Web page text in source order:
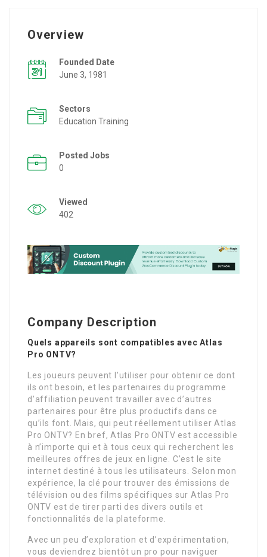
Overview
Founded Date
June 3, 1981
Sectors
Education Training
Posted Jobs
0
Viewed
402
Company Description
Quels appareils sont compatibles avec Atlas
Pro ONTV?
Les joueurs peuvent l’utiliser pour obtenir ce dont
ils ont besoin, et les partenaires du programme
d’affiliation peuvent travailler avec d’autres
partenaires pour être plus productifs dans ce
qu’ils font. Mais, qui peut réellement utiliser Atlas
Pro ONTV? En bref, Atlas Pro ONTV est accessible
à n’importe qui et à tous ceux qui recherchent les
meilleures offres de jeux en ligne. C’est le site
internet destiné à tous les utilisateurs. Selon mon
expérience, la clé pour trouver des émissions de
télévision ou des films spécifiques sur Atlas Pro
ONTV est de tirer parti des divers outils et
fonctionnalités de la plateforme.
Avec un peu d’exploration et d’expérimentation,
vous deviendrez bientôt un pro pour naviguer